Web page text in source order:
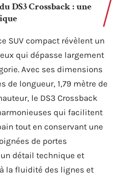
DS3 Crossback : une
SUV compact révèlent un
qui dépasse largement
Avec ses dimensions
de longueur, 1,79 mètre de
le DS3 Crossback
qui facilitent
tout en conservant une
de portes
détail technique et
la fluidité des lignes et